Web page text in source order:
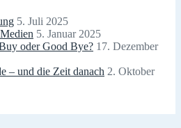
5. Juli 2025
5. Januar 2025
oder Good Bye? 17. Dezember
– und die Zeit danach 2. Oktober